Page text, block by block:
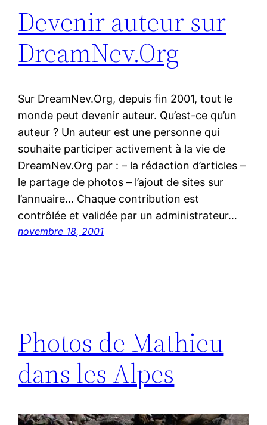
Devenir auteur sur
DreamNev.Org
Sur DreamNev.Org, depuis fin 2001, tout le
monde peut devenir auteur. Qu’est-ce qu’un
auteur ? Un auteur est une personne qui
souhaite participer activement à la vie de
DreamNev.Org par : – la rédaction d’articles –
le partage de photos – l’ajout de sites sur
l’annuaire… Chaque contribution est
contrôlée et validée par un administrateur…
novembre 18, 2001
Photos de Mathieu
dans les Alpes